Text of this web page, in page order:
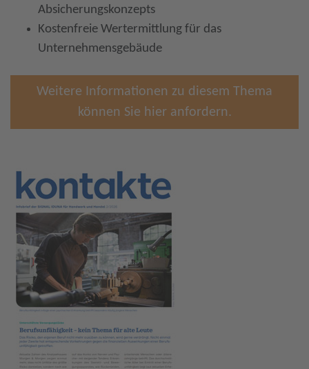
Absicherungskonzepts
Kostenfreie Wertermittlung für das
Unternehmensgebäude
Weitere Informationen zu diesem Thema
können Sie hier anfordern.